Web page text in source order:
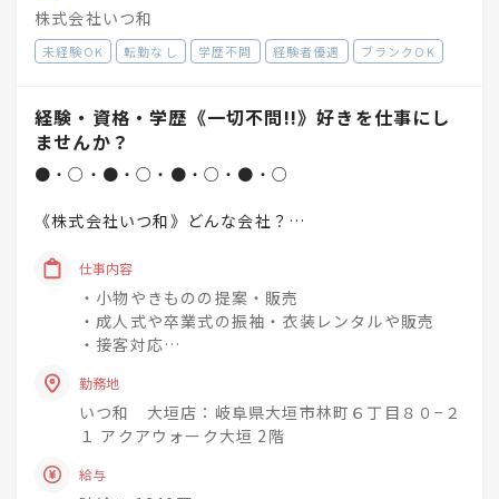
株式会社いつ和
未経験OK 転勤なし 学歴不問 経験者優遇 ブランクOK
経験・資格・学歴《一切不問!!》好きを仕事にし
ませんか？
●・○・●・○・●・○・●・○
《株式会社いつ和》どんな会社？
「一人でも多く、一度でも多く、
着物着姿を増やしていく」
という理念を掲げています♪
興味関心を深めながら
成長できる社風◎
「いつ和」29店舗
仕事内容
・小物やきものの提案・販売
・成人式や卒業式の振袖・衣装レンタルや販売
・接客対応
・おでかけ会 / 着付け教室 / お手入れ相談会のご
案内
お客様のそんな疑問や不安を解消して差し上げて
勤務地
いつ和 大垣店：岐阜県大垣市林町６丁目８０−２
１ アクアウォーク大垣 2階
給与